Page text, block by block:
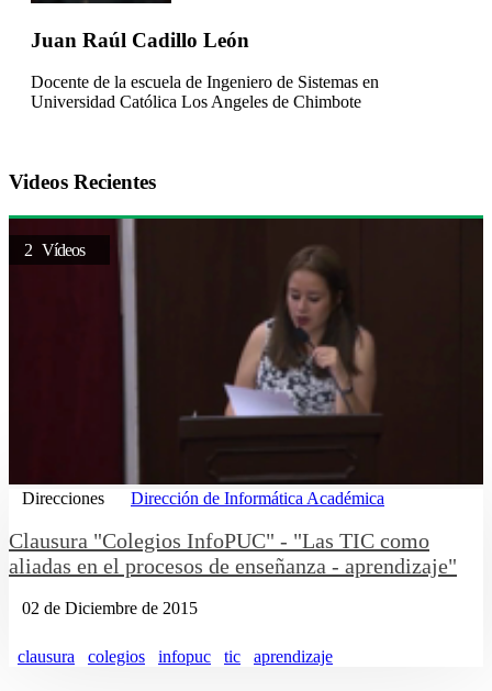
Juan Raúl Cadillo León
Docente de la escuela de Ingeniero de Sistemas en
Universidad Católica Los Angeles de Chimbote
Videos Recientes
2 Vídeos
Direcciones Dirección de Informática Académica
Clausura "Colegios InfoPUC" - "Las TIC como
aliadas en el procesos de enseñanza - aprendizaje"
02 de Diciembre de 2015
clausura colegios infopuc tic aprendizaje